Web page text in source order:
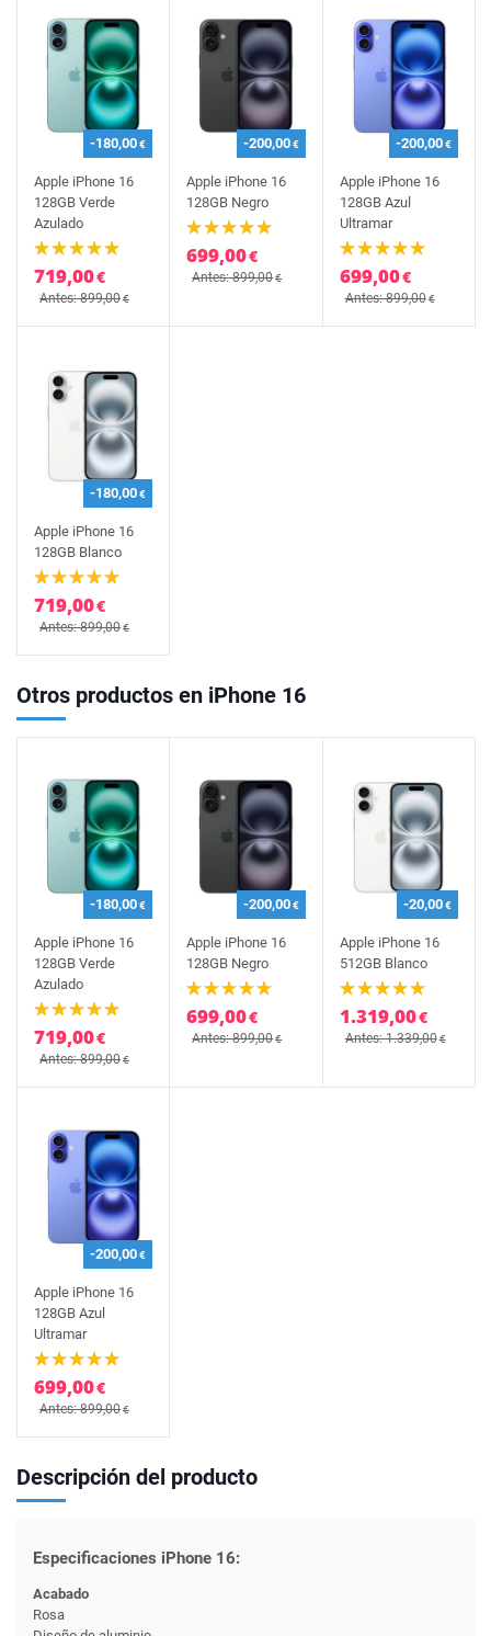
-180,00€
Apple iPhone 16
128GB Verde
Azulado
719,00€
Antes: 899,00€
-200,00€
Apple iPhone 16
128GB Negro
699,00€
Antes: 899,00€
-200,00€
Apple iPhone 16
128GB Azul
Ultramar
699,00€
Antes: 899,00€
-180,00€
Apple iPhone 16
128GB Blanco
719,00€
Antes: 899,00€
Otros productos en iPhone 16
-180,00€
Apple iPhone 16
128GB Verde
Azulado
719,00€
Antes: 899,00€
-200,00€
Apple iPhone 16
128GB Negro
699,00€
Antes: 899,00€
-20,00€
Apple iPhone 16
512GB Blanco
1.319,00€
Antes: 1.339,00€
-200,00€
Apple iPhone 16
128GB Azul
Ultramar
699,00€
Antes: 899,00€
Descripción del producto
Especificaciones iPhone 16:
Acabado
Rosa